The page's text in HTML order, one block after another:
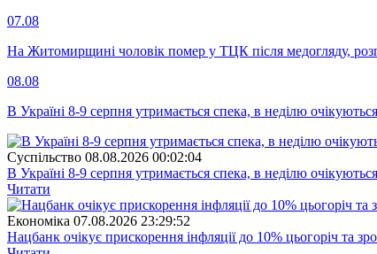
07.08
На Житомирщині чоловік помер у ТЦК після медогляду,
08.08
В Україні 8-9 серпня утримається спека, в неділю
Суспiльство 08.08.2026 00:02:04
В Україні 8-9 серпня утримається спека, в неділю
Читати
Економіка 07.08.2026 23:29:52
Нацбанк очікує прискорення інфляції до 10% цьогоріч та